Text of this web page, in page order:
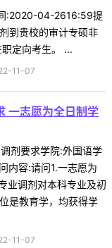
:2020-04-2616:59提
到贵校的审计专硕非
定向考生。 ...
11-07
一志愿为全日制学
剂要求学院:外国语学
容:请问1.一志愿为
业调剂对本科专业及初
是教育学，均获得学
11-07